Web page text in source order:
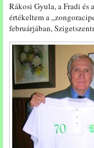
Rákosi Gyula, a Fradi
értékeltem a
februárjában,